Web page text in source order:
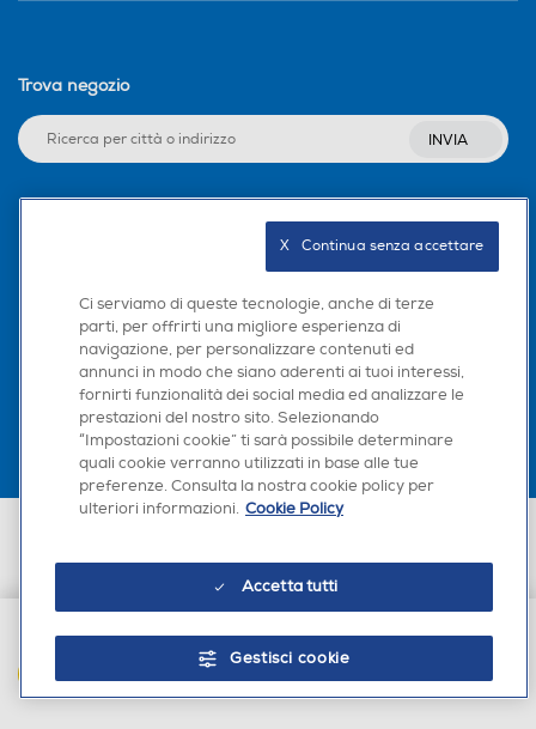
AGGIUNGI AL CARRELLO
Trova negozio
INVIA
Scarica la nostra app
n. 13337170156. Codice intermediario SDI: HHBD9AK. Vendite soggette
agli Artt. 45 e ss del Codice del Consumo in tema di Diritti dei
Ci serviamo di queste tecnologie, anche di terze
parti, per offrirti una migliore esperienza di
navigazione, per personalizzare contenuti ed
annunci in modo che siano aderenti ai tuoi interessi,
fornirti funzionalità dei social media ed analizzare le
prestazioni del nostro sito. Selezionando
“Impostazioni cookie” ti sarà possibile determinare
quali cookie verranno utilizzati in base alle tue
preferenze. Consulta la nostra cookie policy per
ulteriori informazioni. Cookie Policy
Accetta tutti
Gestisci cookie
X   Continua senza accettare